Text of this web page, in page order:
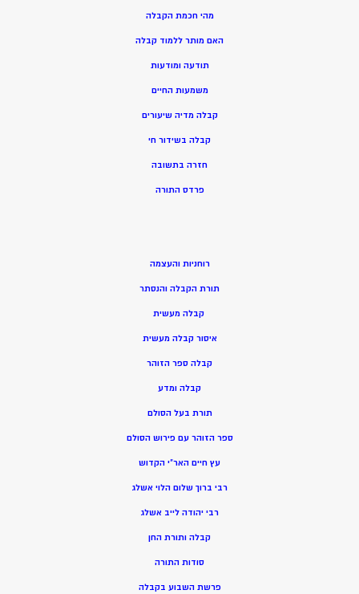
מהי חכמת הקבלה
האם מותר ללמוד קבלה
תודעה ומודעות
משמעות החיים
קבלה מדיה שיעורים
קבלה בשידור חי
חזרה בתשובה
פרדס התורה
רוחניות והעצמה
תורת הקבלה והנסתר
קבלה מעשית
איסור קבלה מעשית
קבלה ספר הזוהר
קבלה ומדע
תורת בעל הסולם
ספר הזוהר עם פירוש הסולם
עץ חיים האר”י הקדוש
רבי ברוך שלום הלוי אשלג
רבי יהודה לייב אשלג
קבלה ותורת החן
סודות התורה
פרשת השבוע בקבלה